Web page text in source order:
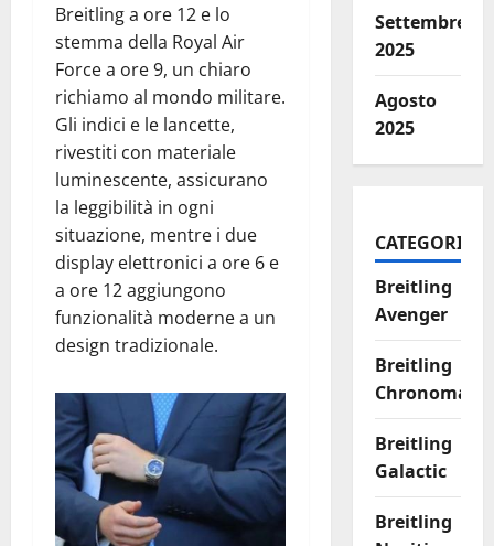
Breitling a ore 12 e lo
stemma della Royal Air
Force a ore 9, un chiaro
richiamo al mondo militare.
Gli indici e le lancette,
rivestiti con materiale
luminescente, assicurano
la leggibilità in ogni
situazione, mentre i due
display elettronici a ore 6 e
a ore 12 aggiungono
funzionalità moderne a un
design tradizionale.
Settembre
2025
Agosto
2025
CATEGORIES
Breitling
Avenger
Breitling
Chronomat
Breitling
Galactic
Breitling